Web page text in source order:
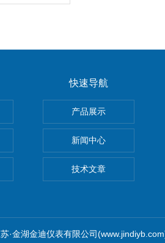
快速导航
产品展示
新闻中心
技术文章
·金湖金迪仪表有限公司